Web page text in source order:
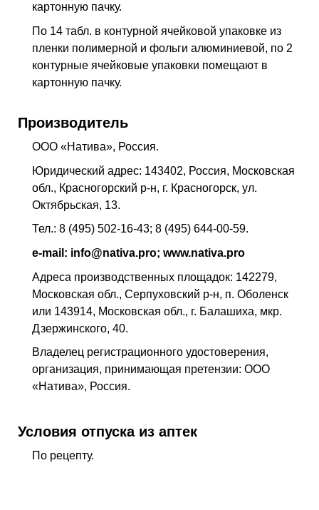
картонную пачку.
По 14 табл. в контурной ячейковой упаковке из
пленки полимерной и фольги алюминиевой, по 2
контурные ячейковые упаковки помещают в
картонную пачку.
Производитель
ООО «Натива», Россия.
Юридический адрес: 143402, Россия, Московская
обл., Красногорский р-н, г. Красногорск, ул.
Октябрьская, 13.
Тел.: 8 (495) 502-16-43; 8 (495) 644-00-59.
e-mail: info@nativa.pro; www.nativa.pro
Адреса производственных площадок: 142279,
Московская обл., Серпуховский р-н, п. Оболенск
или 143914, Московская обл., г. Балашиха, мкр.
Дзержинского, 40.
Владелец регистрационного удостоверения,
организация, принимающая претензии: ООО
«Натива», Россия.
Условия отпуска из аптек
По рецепту.